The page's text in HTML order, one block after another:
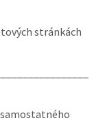
stránkách